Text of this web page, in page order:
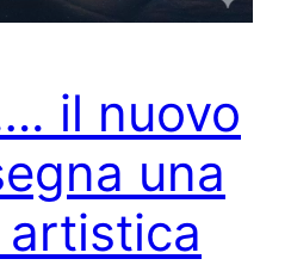
il nuovo
una